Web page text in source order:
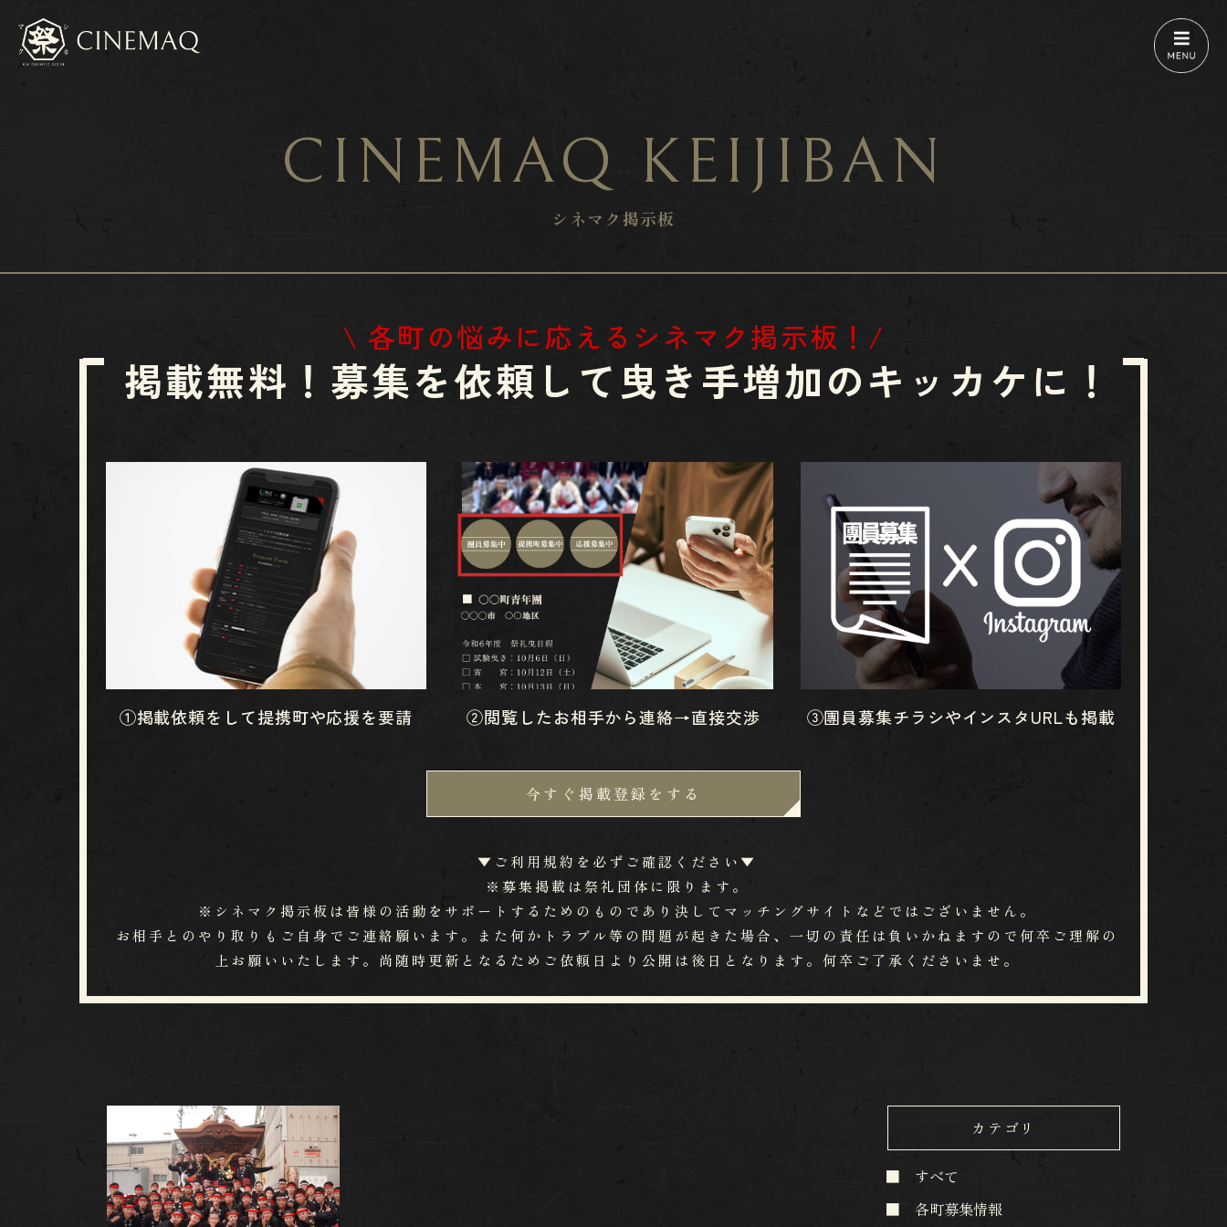
CINEMAQ KEIJIBAN
シネマク掲示板
\ 各町の悩みに応えるシネマク掲示板！/
掲載無料！​​​​​​​​​募集を依頼して​​​​​​​曳き手増加のキッカケに！
①掲載依頼をして提携町や応援を要請 ②閲覧したお相手から連絡→直接交渉 ③團員募集チラシやインスタURLも掲載
今すぐ掲載登録をする
▼ご利用規約を必ずご確認ください▼
※募集掲載は祭礼団体に限ります。
※シネマク掲示板は皆様の活動をサポートするためのものであり ​​​​​​​決してマッチングサイトなどではございません。
お相手とのやり取りもご自身でご連絡願います。また何かトラブル等の問題が起きた場合、​​​​​​​一切の責任は負いかねますので何卒ご理解の
上お願いいたします。尚​​​​​​​随時更新となるためご依頼日より公開は後日となります。何卒ご了承くださいませ。
カテゴリ
すべて
各町募集情報